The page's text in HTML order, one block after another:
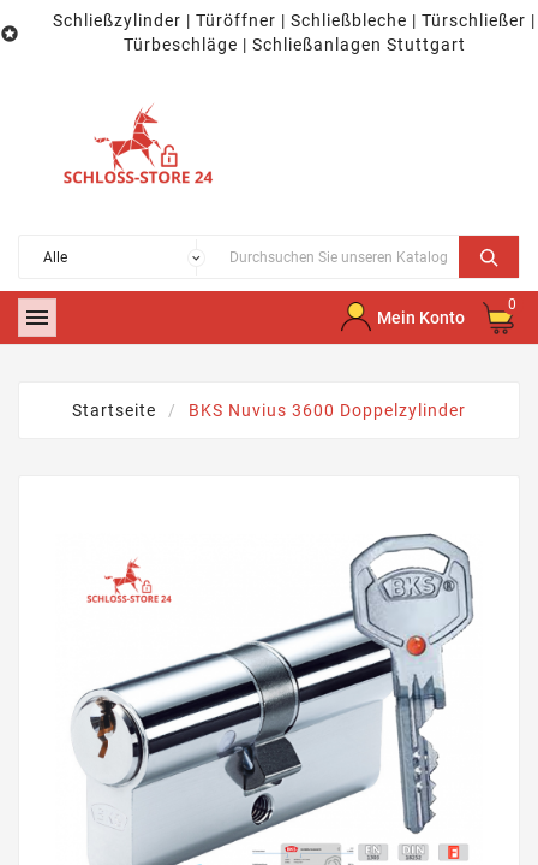

Schließzylinder | Türöffner | Schließbleche | Türschließer |
Türbeschläge | Schließanlagen Stuttgart
 Mein Konto
0
Startseite BKS Nuvius 3600 Doppelzylinder